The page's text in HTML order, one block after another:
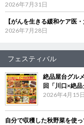
2026年7月31日
【がんを生きる緩和ケア医
2026年7月28日
フェスティバル
絶品屋台グル
回「川口×絶
2026年4月15日
自分で収穫した秋野菜を使